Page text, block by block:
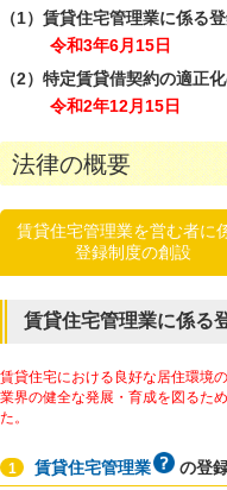
（1）賃貸住宅管理業に係る
令和3年6月15日
（2）特定賃貸借契約の適正
令和2年12月15日
法律の概要
賃貸住宅管理業を営む者に
登録制度の創設
賃貸住宅管理業に係る
賃貸住宅における良好な居住環境
業界の健全な発展・育成を図るた
た。
1 賃貸住宅管理業 の登